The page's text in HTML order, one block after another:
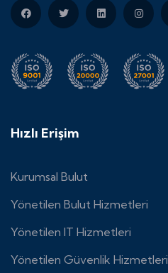
Hızlı Erişim
Kurumsal Bulut
Yönetilen Bulut Hizmetleri
Yönetilen IT Hizmetleri
Yönetilen Güvenlik Hizmetleri